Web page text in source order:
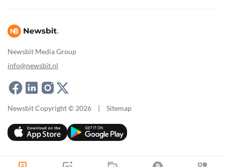
Newsbit Media Group
info@newsbit.nl
Newsbit Copyright © 2026 | Sitemap